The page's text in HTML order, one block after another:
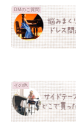
DMのご質問
その他